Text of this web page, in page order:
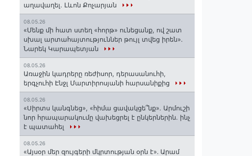
աղավաղել. Լևոն Քոչարյան
08.05.26
«Մենք մի հատ ստեղ «հորթ» ունեցանք, ով շատ
սխալ արտահայտություններ թույլ տվեց իրեն».
Նարեկ Կարապետյան
08.05.26
Առաջին կադրերը ռեժիսոր, դերասանուհի,
երգչուհի Էնջլ Մարտիրոսյանի հարսանիքից
08.05.26
«Սիրտս կանգնեց», «հիմա ցավակցե՞նք». Արմուշի
նոր հրապարակումը վախեցրել է ընկերներին. ինչ
է պատահել
08.05.26
«Այսօր մեր զույգերի մկրտության օրն է»․ Արամ